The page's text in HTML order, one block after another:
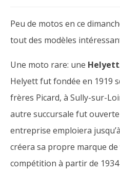
Peu de motos en ce
tout des modèles
Une moto rare: une Helyett
Helyett fut fondée en 1919
frères Picard, à Sully-sur-
autre succursale fut ouverte
entreprise emploiera
créera sa propre marque
compétition à partir de